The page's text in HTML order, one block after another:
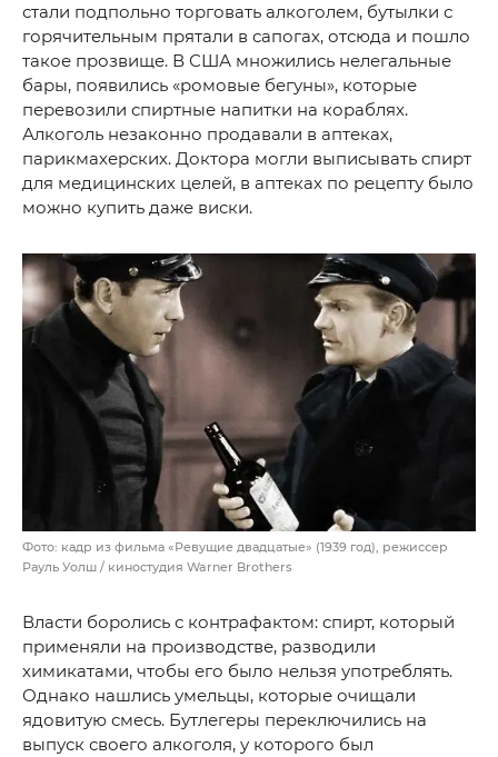
стали подпольно торговать алкоголем, бутылки с
горячительным прятали в сапогах, отсюда и пошло
такое прозвище. В США множились нелегальные
бары, появились «ромовые бегуны», которые
перевозили спиртные напитки на кораблях.
Алкоголь незаконно продавали в аптеках,
парикмахерских. Доктора могли выписывать спирт
для медицинских целей, в аптеках по рецепту было
можно купить даже виски.
Фото: кадр из фильма «Ревущие двадцатые» (1939 год), режиссер
Рауль Уолш / киностудия Warner Brothers
Власти боролись с контрафактом: спирт, который
применяли на производстве, разводили
химикатами, чтобы его было нельзя употреблять.
Однако нашлись умельцы, которые очищали
ядовитую смесь. Бутлегеры переключились на
выпуск своего алкоголя, у которого был